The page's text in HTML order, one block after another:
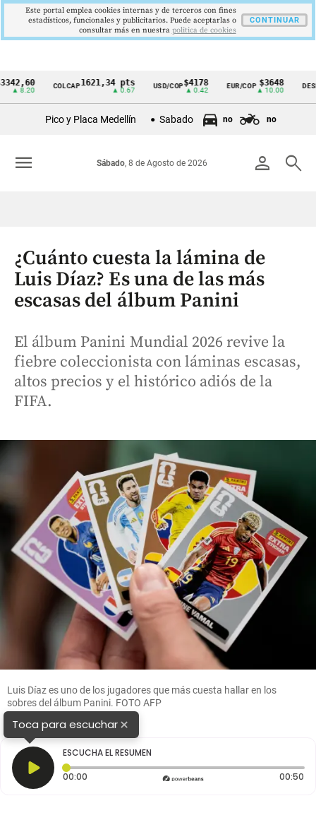
Cintillo
Colombia
▲ 8.20
COLCAP1621,34 pts
▲ 0.67
USD/COP$4178
▲ 0.42
EUR/COP $3648
▲ 10.00
Pico y Placa Medellín Sabado no no
person search
Sábado, 8 de Agosto de 2026
menu
¿Cuánto cuesta la lámina de
Luis Díaz? Es una de las más
escasas del álbum Panini
El álbum Panini Mundial 2026 revive la
fiebre coleccionista con láminas escasas,
altos precios y el histórico adiós de la
FIFA.
Luis Díaz es uno de los jugadores que más cuesta hallar en los
sobres del álbum Panini. FOTO AFP
Toca para escuchar×
ESCUCHA EL RESUMEN
00:00 Tiempo transcurrido: 0 segundos 00:50
Este portal emplea cookies internas y de terceros con fines
estadísticos, funcionales y publicitarios. Puede aceptarlas o
consultar más en nuestra politica de cookies
CONTINUAR